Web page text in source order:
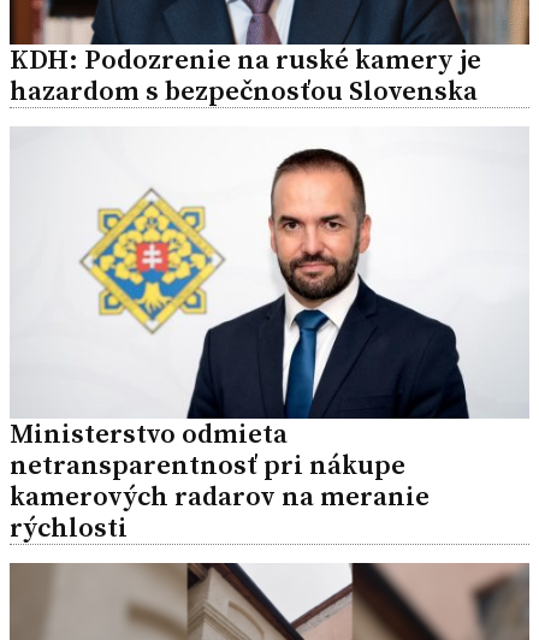
KDH: Podozrenie na ruské kamery je
hazardom s bezpečnosťou Slovenska
Ministerstvo odmieta
netransparentnosť pri nákupe
kamerových radarov na meranie
rýchlosti